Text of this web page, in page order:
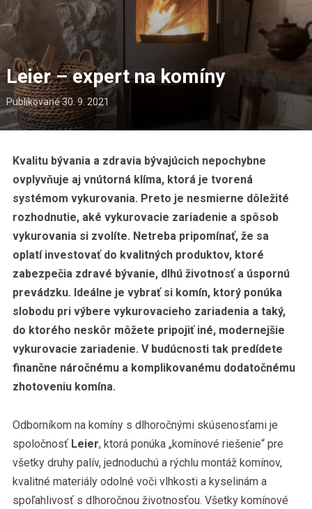
Leier – expert na komíny
Publikované30. 9. 2021
Kvalitu bývania a zdravia bývajúcich nepochybne
ovplyvňuje aj vnútorná klíma, ktorá je tvorená
systémom vykurovania. Preto je nesmierne dôležité
rozhodnutie, aké vykurovacie zariadenie a spôsob
vykurovania si zvolíte. Netreba pripomínať, že sa
oplatí investovať do kvalitných produktov, ktoré
zabezpečia zdravé bývanie, dlhú životnosť a úspornú
prevádzku. Ideálne je vybrať si komín, ktorý ponúka
slobodu pri výbere vykurovacieho zariadenia a taký,
do ktorého neskôr môžete pripojiť iné, modernejšie
vykurovacie zariadenie. V budúcnosti tak predídete
finančne náročnému a komplikovanému dodatočnému
zhotoveniu komína.
Odborníkom na komíny s dlhoročnými skúsenosťami je
spoločnosť Leier, ktorá ponúka „komínové riešenie“ pre
všetky druhy palív, jednoduchú a rýchlu montáž komínov,
kvalitné materiály odolné voči vlhkosti a kyselinám a
spoľahlivosť s dlhoročnou životnosťou. Všetky komínové